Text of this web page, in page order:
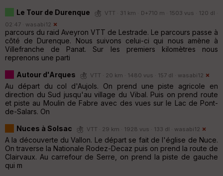
Le Tour de Durenque
VTT · 31 km · D+710 m · 1503 vus · 120 dl ·
02:47 · wasabi12
parcours du raid Aveyron VTT de Lestrade. Le parcours passe à
côté de Durenque. Nous suivons celui-ci qui nous amène à
Villefranche de Panat. Sur les premiers kilomètres nous
reprenons une parti
Autour d'Arques
VTT · 20 km · 1480 vus · 157 dl · wasabi12
Au départ du col d'Aujols. On prend une piste agricole en
direction du Sud jusqu'au village du Vibal. Puis on prend route
et piste au Moulin de Fabre avec des vues sur le Lac de Pont-
de-Salars. On
Nuces à Solsac
VTT · 29 km · 1928 vus · 133 dl · wasabi12
A la découverte du Vallon. Le départ se fait de l'église de Nuce.
On traverse la Nationale Rodez-Decaz puis on prend la route de
Clairvaux. Au carrefour de Serre, on prend la piste de gauche
qui m